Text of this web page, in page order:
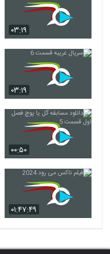
۰۳:۱۹
۰۳:۱۹
۰۰:۵۰
۰۱:۴۷:۴۹